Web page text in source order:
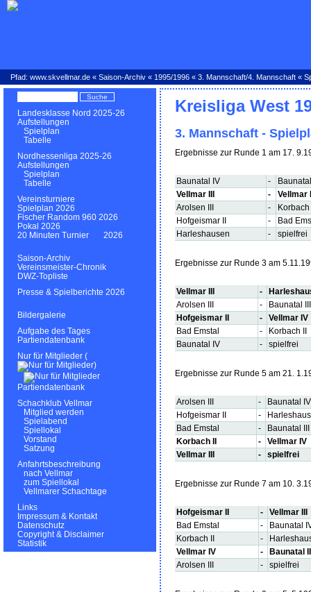
Pfad: www.skvellmar.de « Saison-Archiv « 1995/1996 « 3. Mannschaft/4. Mannschaft «
Landesklasse Nord 2025-26
Aufstellungen
Spielplan
Tabelle
Nordhessenliga 2025-26
Aufstellungen
Spielplan
Tabelle
Vereinsturniere
Spielplan 2026
Fischer Random 960 2026
Pokal 2026
20 Minuten Turnier 2026
Saison-Archiv
Vereinsmeister-Chronik
DWZ-Topliste
Presse & Spielberichte 2026
Bildergalerie
Aufgabe des Tages
Partiendatenbank
Nur für Mitglieder (
)
Partiendatenbank
Schachklub Vellmar
Mitglied werden
Spielabend
Spiellokal
Vorstand
Satzung
Anfahrtsbeschreibung
nach Vellmar
zum Spiellokal
Vellmarer Schachtage
Links
Impressum & Kontakt
Datenschutz
Copyright & Disclaimer
Statistik
Kreisliga West
3. Mannschaft -
Ergebnisse zur Runde 1 am 17.
Baunatal IV -
Vellmar III
-
Vellmar
Arolsen III
-
Korbach
Hofgeismar II
-
Bad
Harleshausen
- spielfrei
Ergebnisse zur Runde 3 am
Vellmar III -
Arolsen III
-
Baunatal III
Hofgeismar II
-
Vellmar IV
Bad Emstal
-
Korbach II
Baunatal IV
- spielfrei
Ergebnisse zur Runde 5 am 21.
Arolsen III -
Baunatal IV
Hofgeismar II
-
Bad Emstal
-
Baunatal III
Korbach II
-
Vellmar IV
Vellmar III
- spielfrei
Ergebnisse zur Runde 7 am 10.
Hofgeismar II -
Vellmar III
Bad Emstal
-
Baunatal
Korbach II
-
Vellmar IV
-
Baunatal
Arolsen III
- spielfrei